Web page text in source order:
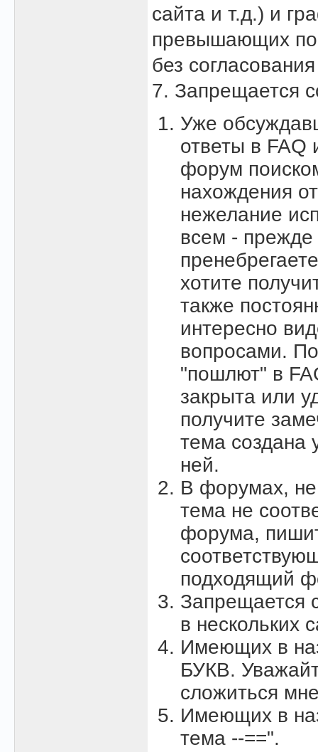
сайта и т.д.) и
превышающих по
без
7. Запрещается
Уже
ответы в FAQ
форум
нахождения
нежелание
всем - прежде
хотите
также
интересно
вопросами.
"пошлют" в
закрыта или
получите
тема создана
ней.
В форумах,
тема не
форума,
подходящий
Запрещается
в нескольких
Имеющих в
БУКВ.
сложиться
Имеющих в
тема --==".